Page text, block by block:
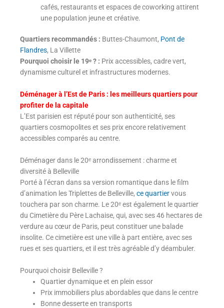
cafés, restaurants et espaces de coworking attirent
une population jeune et créative.
Quartiers recommandés : Buttes-Chaumont, Pont de
Flandres, La Villette
Pourquoi choisir le 19ᵉ ? : Prix accessibles, cadre vert,
dynamisme culturel et infrastructures modernes.
Déménager à l’Est de Paris : les meilleurs quartiers pour
profiter de la capitale
L’Est parisien est réputé pour son authenticité, ses
quartiers cosmopolites et ses prix encore relativement
accessibles comparés au centre.
Déménager dans le 20ᵉ arrondissement : charme et
diversité à Belleville
Porté à l’écran dans sa version romantique dans le film
d’animation les Triplettes de Belleville, ce quartiervous
touchera par son charme. Le 20ᵉ est également le quartier
du Cimetière du Père Lachaise, qui, avec ses 46 hectares de
verdure au cœur de Paris, peut constituer une balade
insolite. Ce cimetière est une ville à part entière, avec ses
rues et ses quartiers, et il est très agréable d’y déambuler.
Pourquoi choisir Belleville ?
Quartier dynamique et en plein essor
Prix immobiliers plus abordables que dans le centre
Bonne desserte en transports